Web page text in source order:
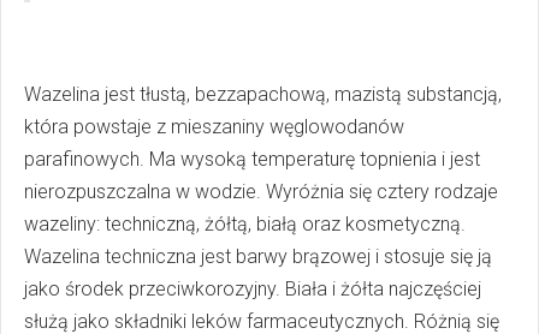
Wazelina jest tłustą, bezzapachową, mazistą substancją,
która powstaje z mieszaniny węglowodanów
parafinowych. Ma wysoką temperaturę topnienia i jest
nierozpuszczalna w wodzie. Wyróżnia się cztery rodzaje
wazeliny: techniczną, żółtą, białą oraz kosmetyczną.
Wazelina techniczna jest barwy brązowej i stosuje się ją
jako środek przeciwkorozyjny. Biała i żółta najczęściej
służą jako składniki leków farmaceutycznych. Różnią się